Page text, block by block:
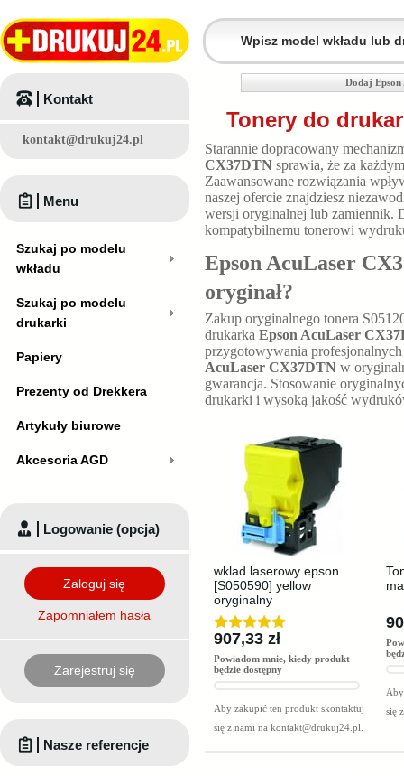
Dodaj
Tonery do
Starannie dopracowany
CX37DTN sprawia, że za
Zaawansowane rozwiązania
naszej ofercie znajdziesz
wersji oryginalnej lub zamiennik.
kompatybilnemu tonerowi
Epson AcuLaser
oryginał?
Zakup oryginalnego tonera
drukarka Epson AcuLaser
przygotowywania
AcuLaser CX37DTN w
gwarancja. Stosowanie
drukarki i wysoką jakość
wklad laserowy epson
[S050590] yellow
oryginalny
907,33 zł
Powiadom mnie, kiedy produkt
będzie dostępny
Aby zakupić ten produkt skontaktuj
się z nami na kontakt@drukuj24.pl
się
Kontakt
kontakt@drukuj24.pl
Menu
Szukaj po modelu
wkładu
Szukaj po modelu
drukarki
Papiery
Prezenty od Drekkera
Artykuły biurowe
Akcesoria AGD
Logowanie (opcja)
Zaloguj się
Zapomniałem hasła
Zarejestruj się
Nasze referencje